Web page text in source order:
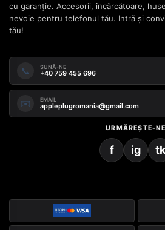
cu garanție. Accesorii, încărcătoare,
nevoie pentru telefonul tău. Intră și
tău!
📞 SUNĂ-NE
+40 759 455 696
✉️ EMAIL
appleplugromania@gmail.com
URMĂREȘTE-NE
f ig tk